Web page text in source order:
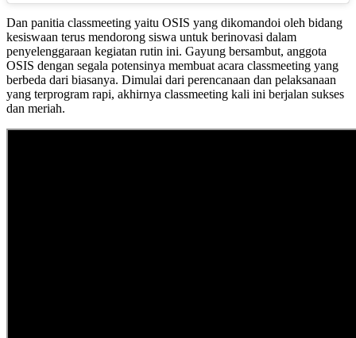
Dan panitia classmeeting yaitu OSIS yang dikomandoi oleh bidang
kesiswaan terus mendorong siswa untuk berinovasi dalam
penyelenggaraan kegiatan rutin ini. Gayung bersambut, anggota
OSIS dengan segala potensinya membuat acara classmeeting yang
berbeda dari biasanya. Dimulai dari perencanaan dan pelaksanaan
yang terprogram rapi, akhirnya classmeeting kali ini berjalan sukses
dan meriah.